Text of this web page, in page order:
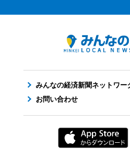
みんなの経済新聞ネットワー
お問い合わせ